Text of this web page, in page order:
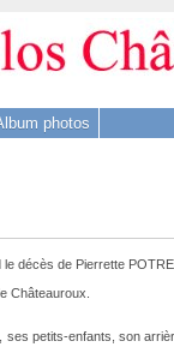
photos
décès de Pierrette
Châteauroux.
petits-enfants, son